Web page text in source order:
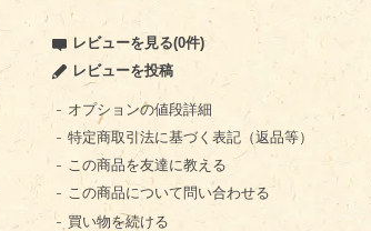
レビューを見る(0件)
レビューを投稿
オプションの値段詳細
特定商取引法に基づく表記（返品等）
この商品を友達に教える
この商品について問い合わせる
買い物を続ける